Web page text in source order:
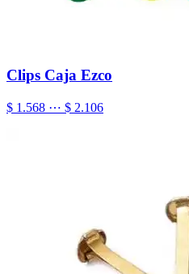
Clips Caja Ezco
$ 1.568 ⋯ $ 2.106